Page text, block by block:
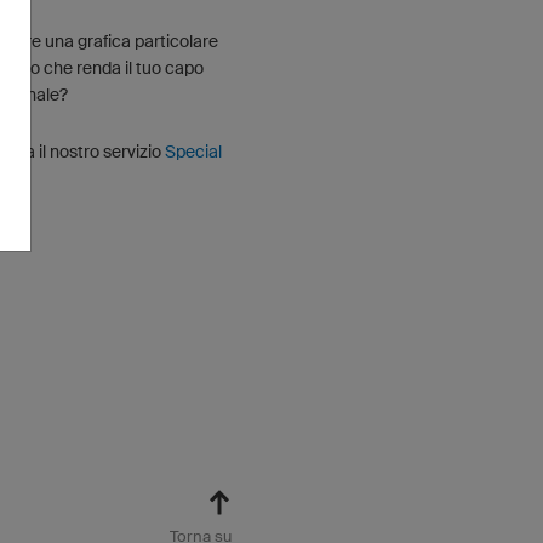
una grafica particolare
che renda il tuo capo
il nostro servizioSpecial
Torna su